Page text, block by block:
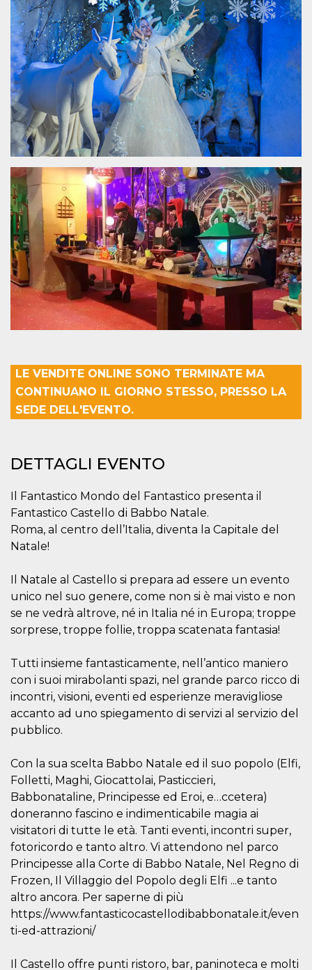
LE VENDITE ONLINE SONO TERMINATE MA
CONTINUANO IL GIORNO STESSO, PRESSO LA
SEDE DELL'EVENTO.
DETTAGLI EVENTO
Il Fantastico Mondo del Fantastico presenta il
Fantastico Castello di Babbo Natale.
Roma, al centro dell’Italia, diventa la Capitale del
Natale!
Il Natale al Castello si prepara ad essere un evento
unico nel suo genere, come non si è mai visto e non
se ne vedrà altrove, né in Italia né in Europa; troppe
sorprese, troppe follie, troppa scatenata fantasia!
Tutti insieme fantasticamente, nell’antico maniero
con i suoi mirabolanti spazi, nel grande parco ricco di
incontri, visioni, eventi ed esperienze meravigliose
accanto ad uno spiegamento di servizi al servizio del
pubblico.
Con la sua scelta Babbo Natale ed il suo popolo (Elfi,
Folletti, Maghi, Giocattolai, Pasticcieri,
Babbonataline, Principesse ed Eroi, e…ccetera)
doneranno fascino e indimenticabile magia ai
visitatori di tutte le età. Tanti eventi, incontri super,
fotoricordo e tanto altro. Vi attendono nel parco
Principesse alla Corte di Babbo Natale, Nel Regno di
Frozen, Il Villaggio del Popolo degli Elfi ...e tanto
altro ancora. Per saperne di più
https://www.fantasticocastellodibabbonatale.it/even
ti-ed-attrazioni/
Il Castello offre punti ristoro, bar, paninoteca e molti
wordpress_test_cookie
Automattic
Inc.
.oooh.events
Sessione
Cookie di
Wordpress,
verifica che il
browser accetti i
cookie.
PHPSESSID
PHP.net
oooh.events
Sessione
Cookie
generato da
applicazioni
basate sul
linguaggio PHP.
Si tratta di un
identificatore
generico
utilizzato per
variabili di
sessione utente.
Normalmente è
un numero
generato in
modo casuale, il
modo in cui
viene utilizzato
può essere
specifico per il
sito, ma un
buon esempio è
mantenere uno
stato di accesso
per un utente
tra le pagine.
utilizzato per le
prestazioni e
l'ottimizzazione
dei servizi di
oooh.events
settimane
2 giorni
dal servizio
Cookie-
cookie dei
visitatori. È
necessario che il
banner dei
cookie di
Cookie-
correttamente.
Storage declaration
Nome
Storage
type
Descrizione
wpEmojiSettingsSupports
Session
storage
cn_uc__
Local
Nome
Provider /
Platform Inc.
settimane
2 giorni
utente. Può
essere di